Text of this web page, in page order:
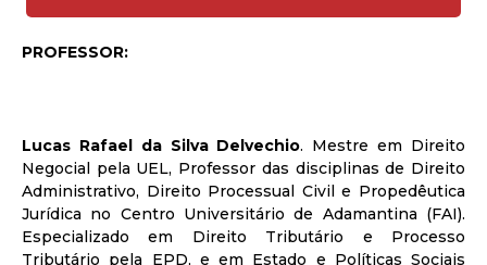
PROFESSOR:
Lucas Rafael da Silva Delvechio. Mestre em Direito
Negocial pela UEL, Professor das disciplinas de Direito
Administrativo, Direito Processual Civil e Propedêutica
Jurídica no Centro Universitário de Adamantina (FAI).
Especializado em Direito Tributário e Processo
Tributário pela EPD, e em Estado e Políticas Sociais